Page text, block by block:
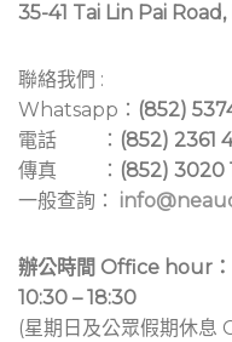
35-41 Tai Lin Pai
聯絡我們 :
Whatsapp： (852)
電話 ： (852) 2361
傳真 ： (852) 3020
一般查詢：
辦公時間 Office hour：
10:30 – 18:30
(星期日及公眾假期休